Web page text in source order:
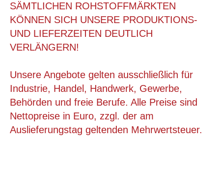
195X195X300 MM, FALTKARTON SONDERPOSTEN
ab 0,19 €
SÄMTLICHEN ROHSTOFFMÄRKTEN
KÖNNEN SICH UNSERE PRODUKTIONS-
UND LIEFERZEITEN DEUTLICH
VERLÄNGERN!
Unsere Angebote gelten ausschließlich für
Industrie, Handel, Handwerk, Gewerbe,
Behörden und freie Berufe. Alle Preise sind
Nettopreise in Euro, zzgl. der am
Auslieferungstag geltenden Mehrwertsteuer.